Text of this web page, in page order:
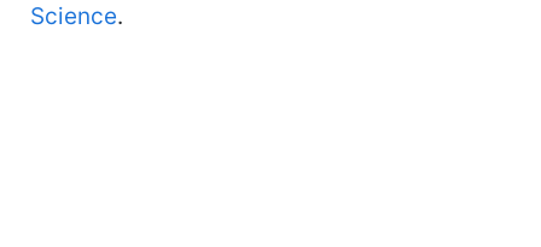
Science.